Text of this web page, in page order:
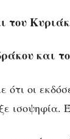
του
και
οι
ισοψηφία.